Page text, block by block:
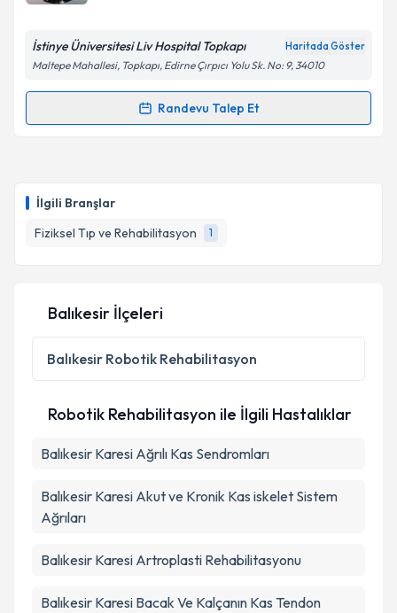
İlgili Branşlar
Fiziksel Tıp ve Rehabilitasyon
1
Kişisel verilerimin işlenmesine ilişkin Aydınlatma
Metni'ni okudum ve kişisel verilerimin belirtilen
kapsamda işlenmesini kabul ediyorum.
İstinye Üniversitesi Liv Hospital Topkapı Haritada Göster
Maltepe Mahallesi, Topkapı, Edirne Çırpıcı Yolu Sk. No: 9, 34010
Randevu Talep Et
Randevu Takvimi Talebi
için bir takvim hazırlandığında e-posta ile
bilgilendireceğiz.
E-posta Adresiniz
Kişisel verilerimin işlenmesine ilişkin
Metni'ni okudum ve kişisel verilerimin belirtilen
Balıkesir İlçeleri
Balıkesir Robotik Rehabilitasyon
Robotik Rehabilitasyon ile İlgili Hastalıklar
Balıkesir Karesi Ağrılı Kas Sendromları
Balıkesir Karesi Akut ve Kronik Kas iskelet Sistem
Ağrıları
Balıkesir Karesi Artroplasti Rehabilitasyonu
Balıkesir Karesi Bacak Ve Kalçanın Kas Tendon